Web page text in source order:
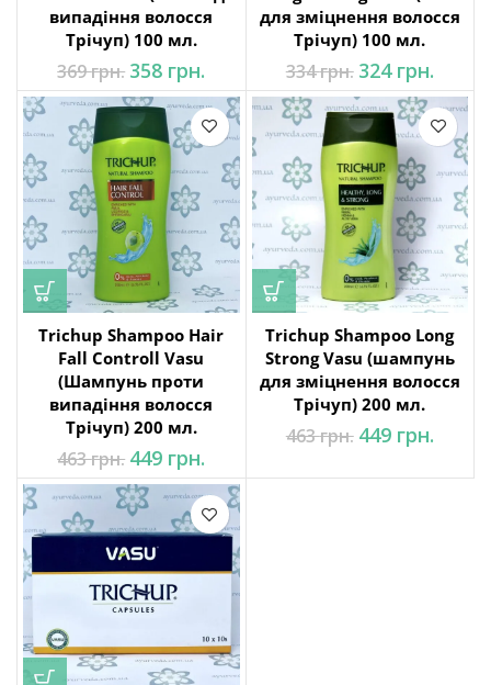
випадіння волосся
Трічуп) 100 мл.
369грн. Оригінальна
ціна: 369 грн..
358 грн.
ціна:
358 грн..
для зміцнення волосся
Трічуп) 100 мл.
334грн. Оригінальна
ціна: 334 грн..
324 грн.
ціна:
324
Trichup Shampoo Hair
Fall Controll Vasu
(Шампунь проти
випадіння волосся
Трічуп) 200 мл.
463грн. Оригінальна
ціна: 463 грн..
449 грн.
ціна:
449 грн..
Trichup Shampoo Long
Strong Vasu (шампунь
для зміцнення волосся
Трічуп) 200 мл.
463грн. Оригінальна
ціна: 463 грн..
449 грн.
449